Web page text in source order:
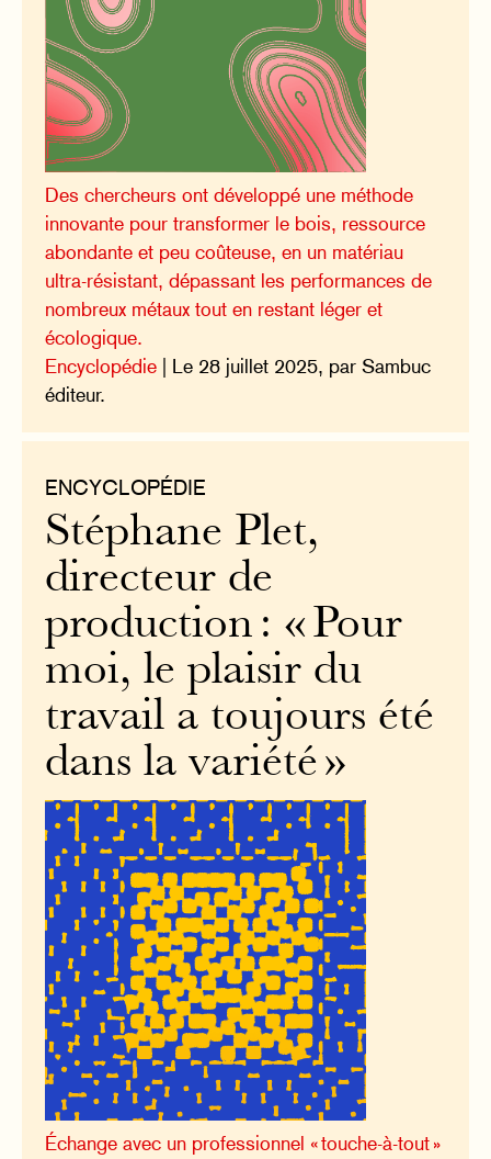
Des chercheurs ont développé une méthode
innovante pour transformer le bois, ressource
abondante et peu coûteuse, en un matériau
ultra-résistant, dépassant les performances de
nombreux métaux tout en restant léger et
écologique.
Encyclopédie | Le 28 juillet 2025, par Sambuc
éditeur.
ENCYCLOPÉDIE
Stéphane Plet,
directeur de
production : « Pour
moi, le plaisir du
travail a toujours été
dans la variété »
Échange avec un professionnel « touche-à-tout »